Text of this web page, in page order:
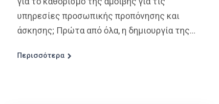
υπηρεσίες προσωπικής προπόνησης και
άσκησης; Πρώτα από όλα, η δημιουργία της...
Περισσότερα